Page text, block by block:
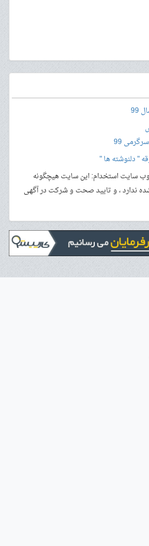
99
" دلنوشته ها "
سایت استخدام: این سایت هیچگونه
ندارد ، و تایید صحت و شرکت در آگهی